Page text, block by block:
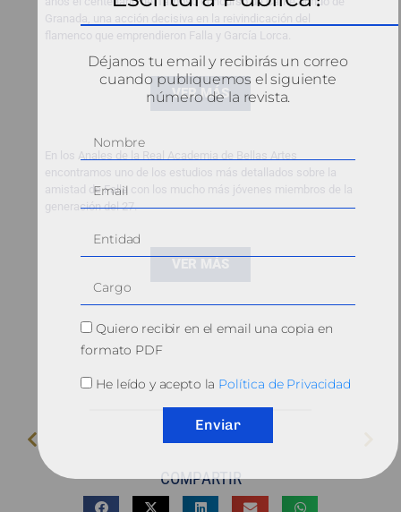
Granada, una acción decisiva en la reivindicación del
flamenco que emprendieron Falla y García Lorca.
VER MÁS
En los Anales de la Real Academia de Bellas Artes
encontramos uno de los estudios más detallados sobre la
amistad de Falla con los mucho más jóvenes miembros de la
generación del 27.
VER MÁS
COMPARTIR
Déjanos tu email y recibirás un correo
cuando publiquemos el siguiente
número de la revista.
Quiero recibir en el email una copia en
formato PDF
He leído y acepto la Política de Privacidad
Enviar